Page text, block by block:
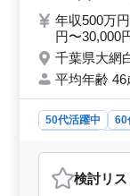
年収500万
円〜30,000
千葉県大網
平均年齢
50代活躍中 60
アル
おすすめポ
検討リス